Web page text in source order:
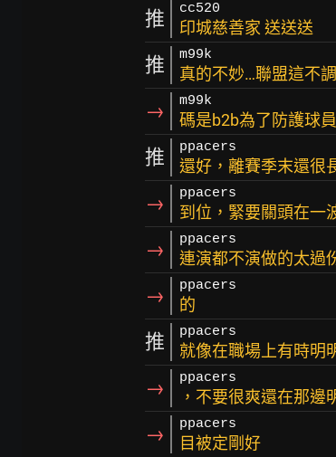
推 cc520
印城慈善家 送送送
推 m99k
真的不妙…聯盟這不
→ m99k
碼是b2b為了防護球員
推 ppacers
還好，離賽季末還很
→ ppacers
到位，緊要關頭在一
→ ppacers
連演都不演做的太過
→ ppacers
的
推 ppacers
就像在職場上有時明
→ ppacers
，不要很爽還在那邊
→ ppacers
目被定剛好